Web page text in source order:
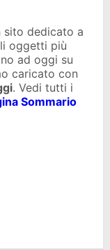
sito dedicato a
oggetti più
ad oggi su
caricato con
. Vedi tutti i
Sommario